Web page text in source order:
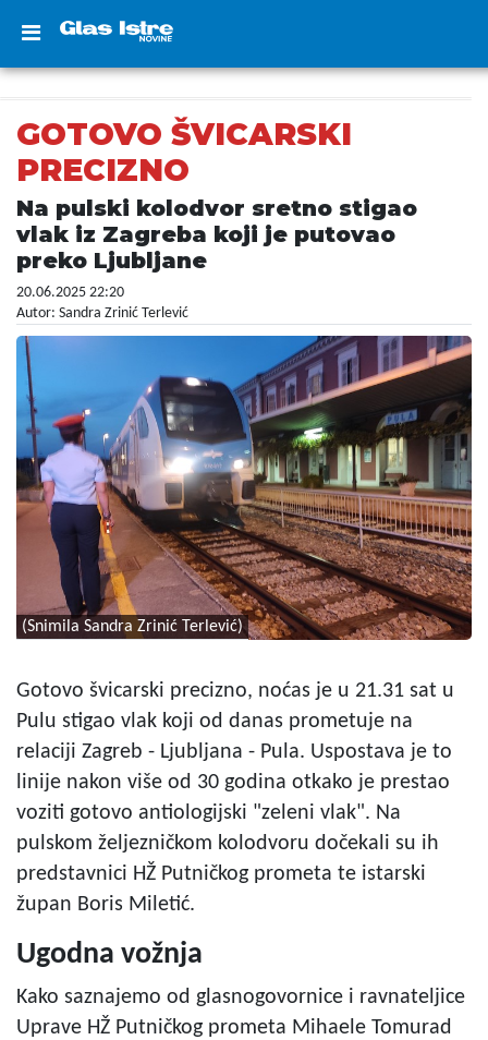
GOTOVO ŠVICARSKI
PRECIZNO
Na pulski kolodvor sretno stigao
vlak iz Zagreba koji je putovao
preko Ljubljane
20.06.2025 22:20
Autor: Sandra Zrinić Terlević
(Snimila Sandra Zrinić Terlević)
Gotovo švicarski precizno, noćas je u 21.31 sat u
Pulu stigao vlak koji od danas prometuje na
relaciji Zagreb - Ljubljana - Pula. Uspostava je to
linije nakon više od 30 godina otkako je prestao
voziti gotovo antiologijski "zeleni vlak". Na
pulskom željezničkom kolodvoru dočekali su ih
predstavnici HŽ Putničkog prometa te istarski
župan Boris Miletić.
Ugodna vožnja
Kako saznajemo od glasnogovornice i ravnateljice
Uprave HŽ Putničkog prometa Mihaele Tomurad